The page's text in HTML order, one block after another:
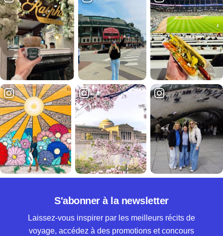
S'abonner à la newsletter
Laissez-vous inspirer par les meilleurs récits de
voyage, accédez à des promotions et concours